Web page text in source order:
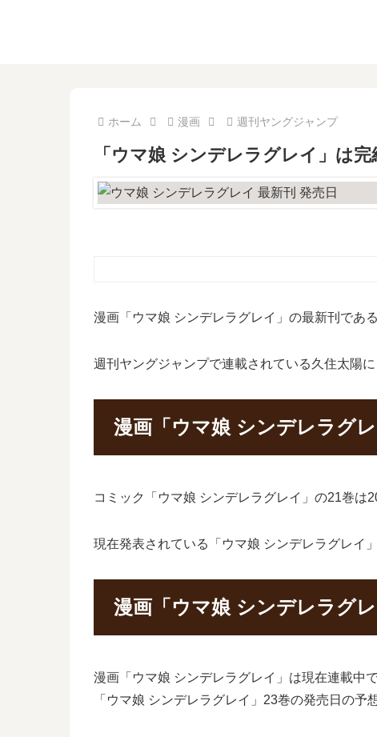
ホーム 漫画 週刊ヤングジャンプ
「ウマ娘 シンデレラグレイ」は
漫画「ウマ娘 シンデレラグレイ」の最新刊であ
週刊ヤングジャンプで連載されている久住太陽
漫画「ウマ娘 シンデレラグ
コミック「ウマ娘 シンデレラグレイ」の21巻は
現在発表されている「ウマ娘 シンデレラグレイ
漫画「ウマ娘 シンデレラグ
漫画「ウマ娘 シンデレラグレイ」は現在連載中
「ウマ娘 シンデレラグレイ」23巻の発売日の